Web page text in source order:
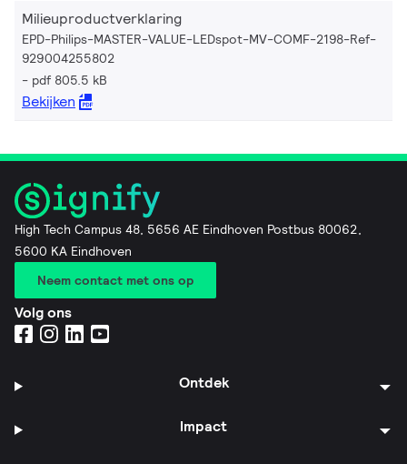
Milieuproductverklaring
EPD-Philips-MASTER-VALUE-LEDspot-MV-COMF-2198-Ref-
929004255802
pdf 805.5 kB
Bekijken
High Tech Campus 48, 5656 AE Eindhoven Postbus 80062,
5600 KA Eindhoven
Neem contact met ons op
Volg ons
Ontdek
Impact